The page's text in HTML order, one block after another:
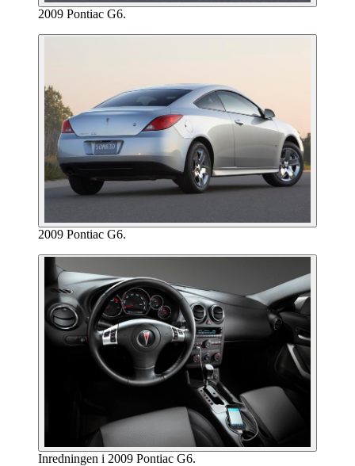
2009 Pontiac G6.
2009 Pontiac G6.
Inredningen i 2009 Pontiac G6.